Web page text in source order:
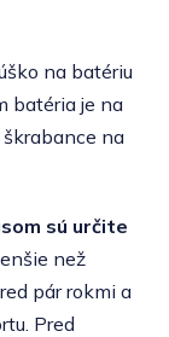
na batériu
batéria je na
na
sú určite
než
pár rokmi a
Pred